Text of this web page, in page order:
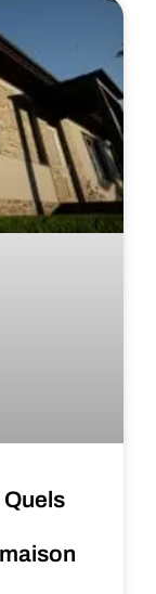
Quels